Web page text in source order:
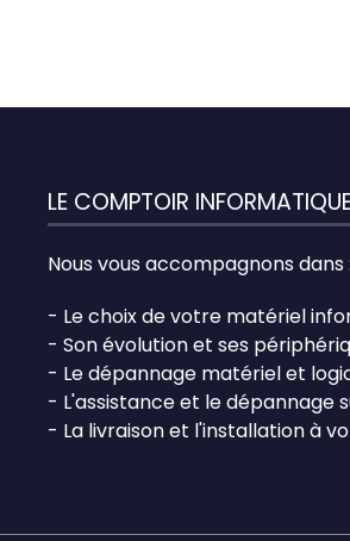
LE COMPTOIR
Nous vous accompagnons dans :
- Le choix de votre matériel
- Son évolution et ses
- Le dépannage matériel et
- L'assistance et le dépannage
- La livraison et l'installation à